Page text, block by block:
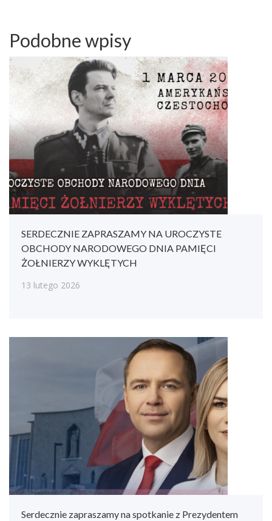
Podobne wpisy
SERDECZNIE ZAPRASZAMY NA UROCZYSTE
OBCHODY NARODOWEGO DNIA PAMIĘCI
ŻOŁNIERZY WYKLĘTYCH
13 lutego 2026
Serdecznie zapraszamy na spotkanie z Prezydentem